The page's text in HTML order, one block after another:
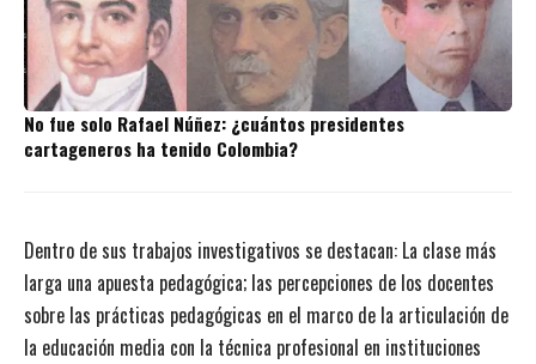
No fue solo Rafael Núñez: ¿cuántos presidentes
cartageneros ha tenido Colombia?
Dentro de sus trabajos investigativos se destacan: La clase más
larga una apuesta pedagógica; las percepciones de los docentes
sobre las prácticas pedagógicas en el marco de la articulación de
la educación media con la técnica profesional en instituciones